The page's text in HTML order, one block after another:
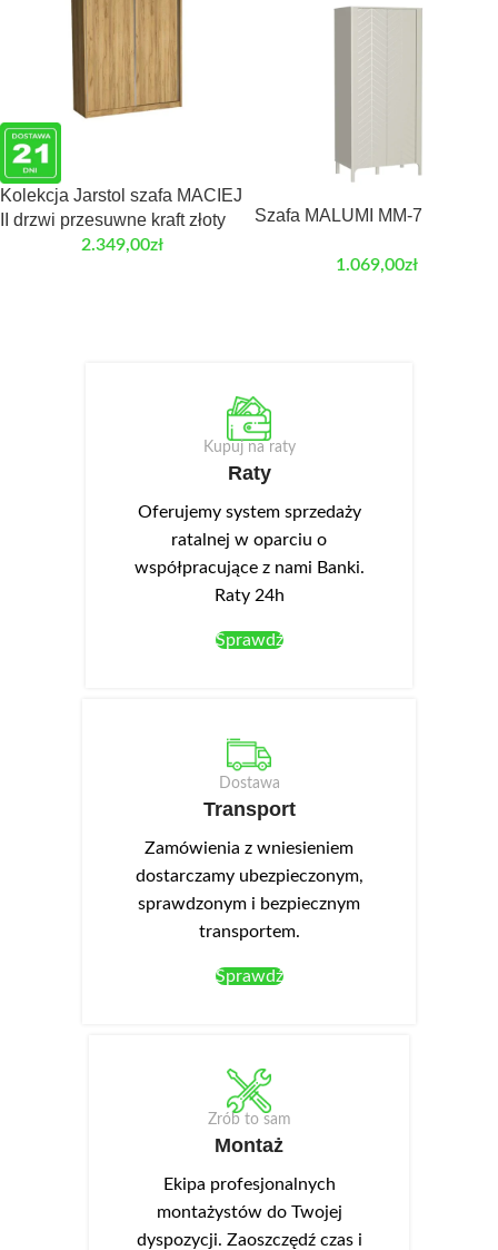
Kolekcja Jarstol szafa MACIEJ
II drzwi przesuwne kraft złoty
2.349,00zł
Szafa MALUMI MM-7
1.069,00zł
Kupuj na raty
Raty
Oferujemy system sprzedaży
ratalnej w oparciu o
współpracujące z nami Banki.
Raty 24h
Sprawdź
Dostawa
Transport
Zamówienia z wniesieniem
dostarczamy ubezpieczonym,
sprawdzonym i bezpiecznym
transportem.
Sprawdź
Zrób to sam
Montaż
Ekipa profesjonalnych
montażystów do Twojej
dyspozycji. Zaoszczędź czas i